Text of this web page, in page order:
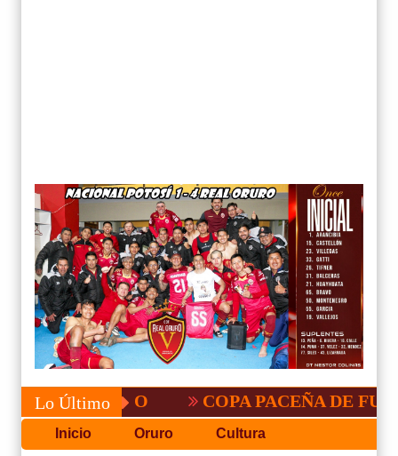
Lo Último COPA PACEÑA DE FUTBOL
Inicio Oruro Cultura